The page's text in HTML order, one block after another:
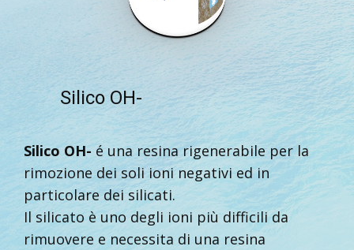
Silico OH-
Silico OH- é una resina rigenerabile per la
rimozione dei soli ioni negativi ed in
particolare dei silicati.
Il silicato è uno degli ioni più difficili da
rimuovere e necessita di una resina